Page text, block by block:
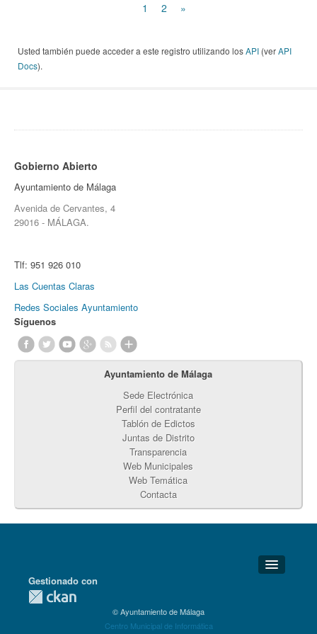
1 2 »
Usted también puede acceder a este registro utilizando losAPI (verAPI
Docs).
Gobierno Abierto
Ayuntamiento de Málaga
Avenida de Cervantes, 4
29016 - MÁLAGA.
Tlf: 951 926 010
Las Cuentas Claras
Redes Sociales Ayuntamiento
Síguenos
Ayuntamiento de Málaga
Sede Electrónica
Perfil del contratante
Tablón de Edictos
Juntas de Distrito
Transparencia
Web Municipales
Web Temática
Contacta
Detalles Técnicos
Gestionado con
© Ayuntamiento de Málaga
Centro Municipal de Informática